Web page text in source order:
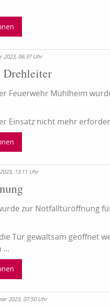
2023, 06:37 Uhr
Drehleiter
Feuerwehr Mühlheim
Einsatz nicht mehr
13:11 Uhr
zur Notfalltüröffnung
Tür gewaltsam geöffnet
...
2023, 07:50 Uhr